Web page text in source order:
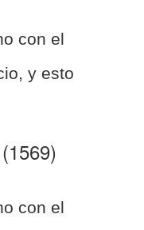
con el
y esto
con el